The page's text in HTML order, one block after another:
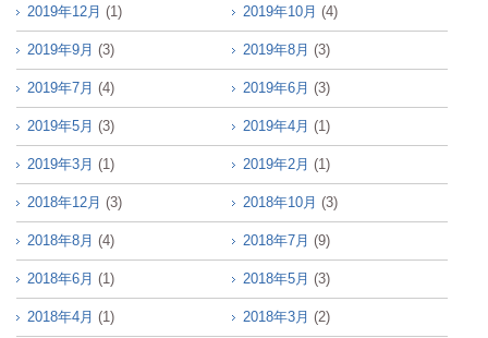
2019年12月 (1) 2019年10月 (4)
2019年9月 (3) 2019年8月 (3)
2019年7月 (4) 2019年6月 (3)
2019年5月 (3) 2019年4月 (1)
2019年3月 (1) 2019年2月 (1)
2018年12月 (3) 2018年10月 (3)
2018年8月 (4) 2018年7月 (9)
2018年6月 (1) 2018年5月 (3)
2018年4月 (1) 2018年3月 (2)